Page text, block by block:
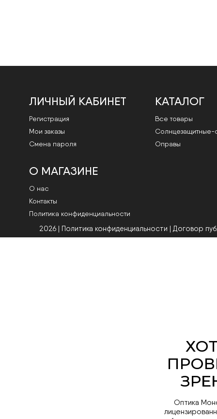
ЛИЧНЫЙ КАБИНЕТ
Регистрация
Мои заказы
Смена пароля
КАТАЛОГ
Все товары
Cолнцезащитные-
Оправы
О МАГАЗИНЕ
О нас
Контакты
Политика конфиденциальности
2026 | Политика конфиденциальности Договор
Оптика